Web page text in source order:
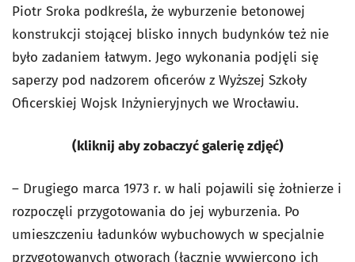
Piotr Sroka podkreśla, że wyburzenie betonowej
konstrukcji stojącej blisko innych budynków też nie
było zadaniem łatwym. Jego wykonania podjęli się
saperzy pod nadzorem oficerów z Wyższej Szkoły
Oficerskiej Wojsk Inżynieryjnych we Wrocławiu.
(kliknij aby zobaczyć galerię zdjęć)
– Drugiego marca 1973 r. w hali pojawili się żołnierze i
rozpoczęli przygotowania do jej wyburzenia. Po
umieszczeniu ładunków wybuchowych w specjalnie
przygotowanych otworach (łącznie wywiercono ich